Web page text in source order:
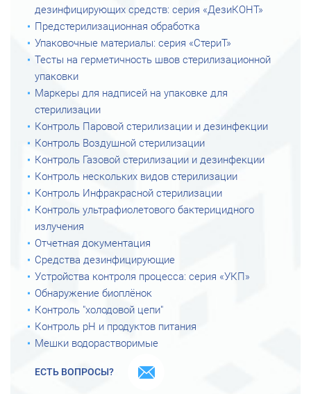
дезинфицирующих средств: серия «ДезиКОНТ»
Предстерилизационная обработка
Упаковочные материалы: серия «СтериТ»
Тесты на герметичность швов стерилизационной
упаковки
Маркеры для надписей на упаковке для
стерилизации
Контроль Паровой стерилизации и дезинфекции
Контроль Воздушной стерилизации
Контроль Газовой стерилизации и дезинфекции
Контроль нескольких видов стерилизации
Контроль Инфракрасной стерилизации
Контроль ультрафиолетового бактерицидного
излучения
Отчетная документация
Средства дезинфицирующие
Устройства контроля процесса: серия «УКП»
Обнаружение биоплёнок
Контроль "холодовой цепи"
Контроль рН и продуктов питания
Мешки водорастворимые
ЕСТЬ ВОПРОСЫ?